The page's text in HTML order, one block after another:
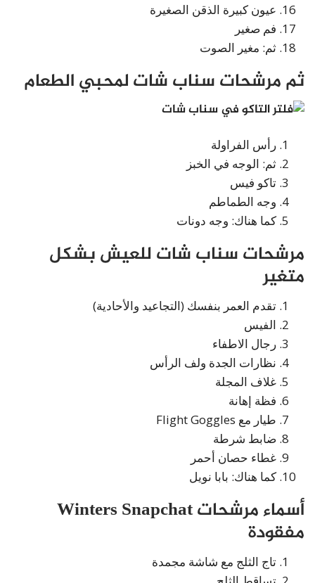
عيون كبيرة الذقن الصغيرة
فم صغير
ثم: مغير الصوت
ثم مرشحات سناب شات لمحبي الطعام
رأس الفراولة
ثم: الوجه في الخبز
تاكو فيس
وجه الطماطم
كما هناك: وجه دونات
مرشحات سناب شات للعيش بشكل
متغير
تقدم العمر بنفسك (التجاعيد والأحادية)
الفيس
رجال الاطفاء
نظارات الجدة ولف الرأس
غلاف المجلة
فظة إهانة
طيار مع Flight Goggles
ضابط شرطة
غطاء حصان أحمر
كما هناك: بابا نويل
أسماء مرشحات Winters Snapchat
مفقودة
تاج الثلج مع شاشة مجمدة